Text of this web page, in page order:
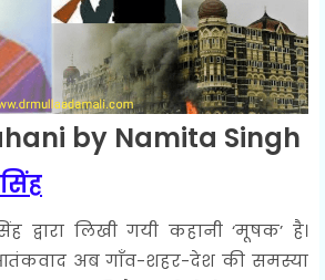
by Namita Singh
लिखी गयी कहानी ‘मूषक’ है।
अब गाँव-शहर-देश की समस्या